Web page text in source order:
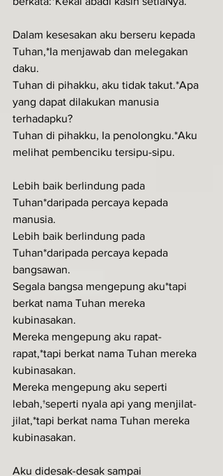
Dalam kesesakan aku berseru kepada
Tuhan,*Ia menjawab dan melegakan
daku.
Tuhan di pihakku, aku tidak takut.*Apa
yang dapat dilakukan manusia
terhadapku?
Tuhan di pihakku, Ia penolongku.*Aku
melihat pembenciku tersipu-sipu.
Lebih baik berlindung pada
Tuhan*daripada percaya kepada
manusia.
Lebih baik berlindung pada
Tuhan*daripada percaya kepada
bangsawan.
Segala bangsa mengepung aku*tapi
berkat nama Tuhan mereka
kubinasakan.
Mereka mengepung aku rapat-
rapat,*tapi berkat nama Tuhan mereka
kubinasakan.
Mereka mengepung aku seperti
lebah,†seperti nyala api yang menjilat-
jilat,*tapi berkat nama Tuhan mereka
kubinasakan.
Aku didesak-desak sampai